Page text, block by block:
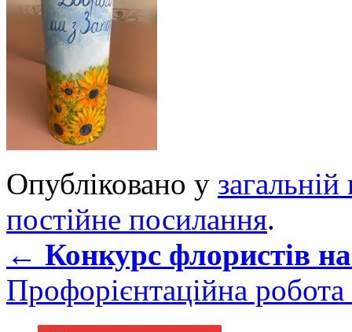
Опубліковано у загальній
постійне посилання.
← Конкурс флористів
Профорієнтаційна робота